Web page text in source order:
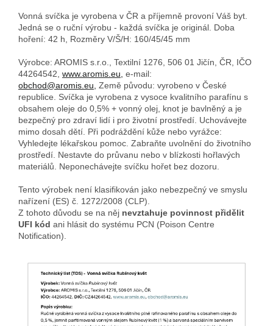
Vonná svíčka je vyrobena v ČR a příjemně provoní Váš byt.
Jedná se o ruční výrobu - každá svíčka je originál. Doba
hoření: 42 h, Rozměry V/Š/H: 160/45/45 mm
Výrobce: AROMIS s.r.o., Textilní 1276, 506 01 Jičín, ČR, IČO
44264542, www.aromis.eu, e-mail:
obchod@aromis.eu, Země původu: vyrobeno v České
republice. Svíčka je vyrobena z vysoce kvalitního parafínu s
obsahem oleje do 0,5% + vonný olej, knot je bavlněný a je
bezpečný pro zdraví lidí i pro životní prostředí. Uchovávejte
mimo dosah dětí. Při podráždění kůže nebo vyrážce:
Vyhledejte lékařskou pomoc. Zabraňte uvolnění do životního
prostředí. Nestavte do průvanu nebo v blízkosti hořlavých
materiálů. Neponechávejte svíčku hořet bez dozoru.
Tento výrobek není klasifikován jako nebezpečný ve smyslu
nařízení (ES) č. 1272/2008 (CLP).
Z tohoto důvodu se na něj nevztahuje povinnost přidělit
UFI kód ani hlásit do systému PCN (Poison Centre
Notification).